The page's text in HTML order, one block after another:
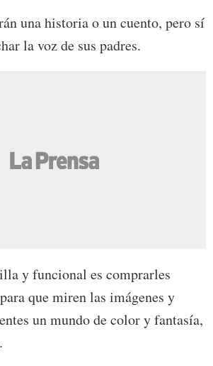
una historia o un cuento, pero sí
la voz de sus padres.
y funcional es comprarles
que miren las imágenes y
un mundo de color y fantasía,